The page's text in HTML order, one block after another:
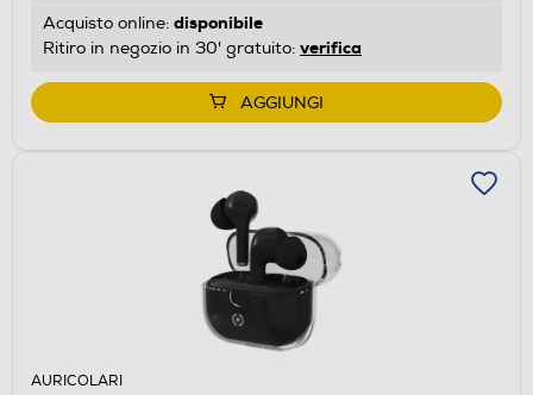
Acquisto online: disponibile
Ritiro in negozio in 30' gratuito: verifica
AGGIUNGI
AURICOLARI